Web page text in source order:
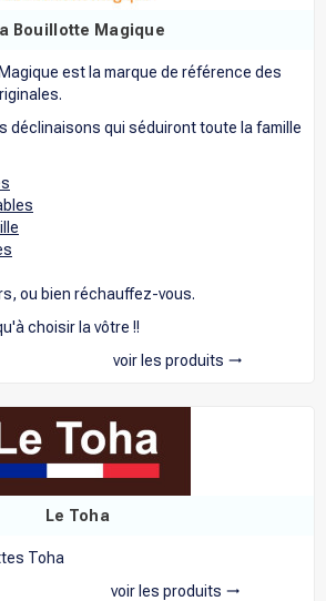
Bouillotte Magique
est la marque de référence des
déclinaisons qui séduiront toute la famille
ou bien réchauffez-vous.
choisir la vôtre !!
voir les produits trending_flat
Le Toha
Toha
voir les produits trending_flat